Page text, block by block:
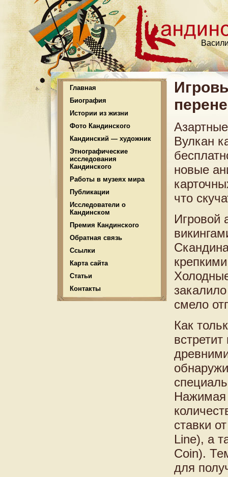
Главная
Биография
Истории из жизни
Фото Кандинского
Кандинский — художник
Этнографические
исследования
Кандинского
Работы в музеях мира
Публикации
Исследователи о
Кандинском
Премия Кандинского
Обратная связь
Ссылки
Карта сайта
Статьи
Контакты
Вулкан
новые
что
Игровой
смело
Как
Нажимая
ставки
Line), а
Coin).
для